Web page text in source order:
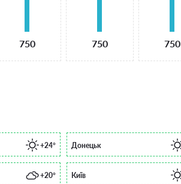
750 750 750
+24° Донецьк
+20° Київ